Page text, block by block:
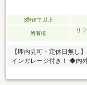
3階建て以上
所有権
リ
【即内見可・定休日無し
インガレージ付き！ ◆内
たりのお住まいに！ ◇窓
の2階リビング！